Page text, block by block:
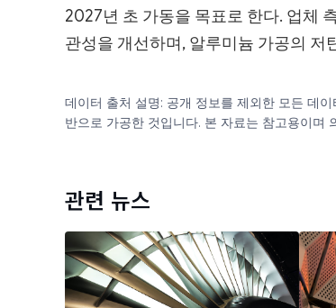
2027년 초 가동을 목표로 한다. 업체
관성을 개선하며, 알루미늄 가공의 저
데이터 출처 설명: 공개 정보를 제외한 모든 데
반으로 가공한 것입니다. 본 자료는 참고용이며
관련 뉴스